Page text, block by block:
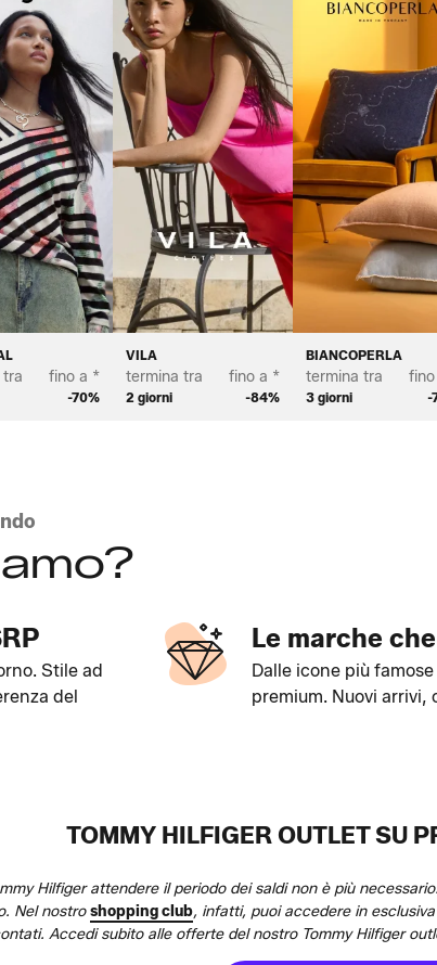
tra fino a *
-70%
VILA
termina tra
2 giorni
fino a *
-84%
BIANCOPERLA
termina tra
3 giorni -
Stile ad
del
Le marche
Dalle icone più
premium. Nuovi arrivi,
TOMMY HILFIGER OUTLET SU
Hilfiger attendere il periodo dei saldi non è più
Nel nostroshopping club, infatti, puoi accedere in
Accedi subito alle offerte del nostro Tommy Hilfiger